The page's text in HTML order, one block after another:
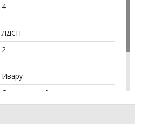
4
ЛДСП
2
Ивару
Современный